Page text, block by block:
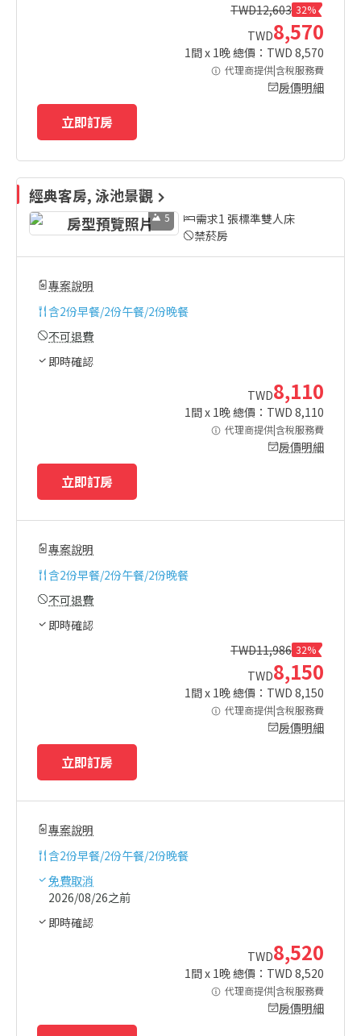
TWD12,603 32%
TWD8,570
1間 x 1晚 總價：TWD 8,570
代理商提供|含稅服務費
房價明細
立即訂房
經典客房, 泳池景觀
5
需求1 張標準雙人床
禁菸房
專案說明
含2份早餐/2份午餐/2份晚餐
不可退費
即時確認
TWD8,110
1間 x 1晚 總價：TWD 8,110
代理商提供|含稅服務費
房價明細
立即訂房
專案說明
含2份早餐/2份午餐/2份晚餐
不可退費
即時確認
TWD11,986 32%
TWD8,150
1間 x 1晚 總價：TWD 8,150
代理商提供|含稅服務費
房價明細
立即訂房
專案說明
含2份早餐/2份午餐/2份晚餐
免費取消
2026/08/26之前
即時確認
TWD8,520
1間 x 1晚 總價：TWD 8,520
代理商提供|含稅服務費
房價明細